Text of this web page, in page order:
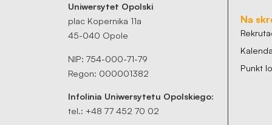
Uniwersytet Opolski
plac Kopernika 11a
45-040 Opole
NIP: 754-000-71-79
Regon: 000001382
Infolinia Uniwersytetu Opolskiego:
tel.: +48 77 452 70 02
Na
Punkt